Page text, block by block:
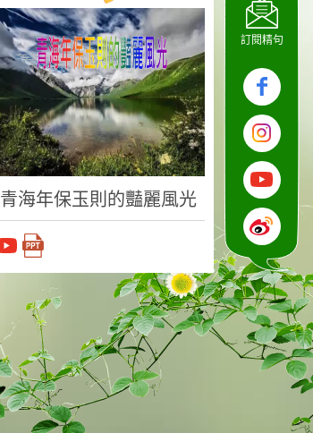
青海年保玉則的豔麗風光
訂閱精句